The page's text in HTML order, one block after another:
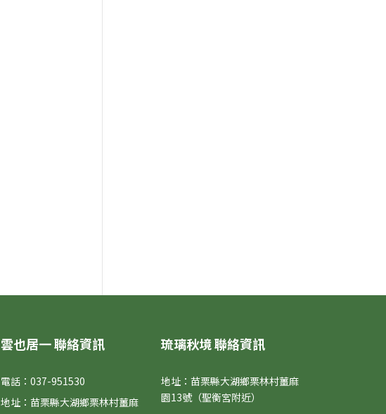
雲也居一 聯絡資訊
電話：037-951530
地址：苗栗縣大湖鄉栗林村薑麻
琉璃秋境 聯絡資訊
地址：苗栗縣大湖鄉栗林村薑麻
園13號（聖衡宮附近）